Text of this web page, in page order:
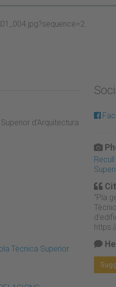
d'Arquitectura
Tècnica Superior
“Pla